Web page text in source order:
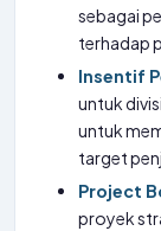
sebagai
terhadap
Insentif
untuk
untuk
target
Project
proyek